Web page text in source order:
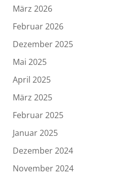
März 2026
Februar 2026
Dezember 2025
Mai 2025
April 2025
März 2025
Februar 2025
Januar 2025
Dezember 2024
November 2024